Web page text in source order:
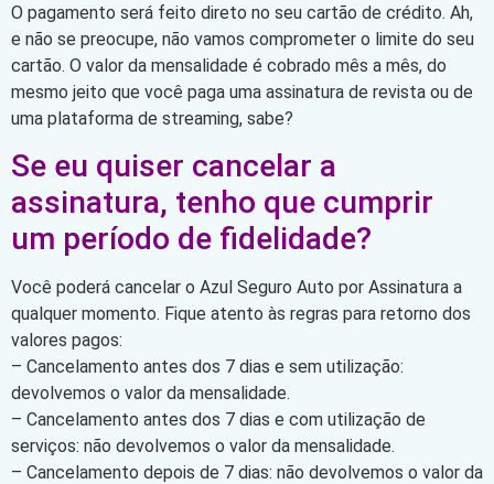
O pagamento será feito direto no seu cartão de crédito. Ah,
e não se preocupe, não vamos comprometer o limite do seu
cartão. O valor da mensalidade é cobrado mês a mês, do
mesmo jeito que você paga uma assinatura de revista ou de
uma plataforma de streaming, sabe?
Se eu quiser cancelar a
assinatura, tenho que cumprir
um período de fidelidade?
Você poderá cancelar o Azul Seguro Auto por Assinatura a
qualquer momento. Fique atento às regras para retorno dos
valores pagos:
– Cancelamento antes dos 7 dias e sem utilização:
devolvemos o valor da mensalidade.
– Cancelamento antes dos 7 dias e com utilização de
serviços: não devolvemos o valor da mensalidade.
– Cancelamento depois de 7 dias: não devolvemos o valor da